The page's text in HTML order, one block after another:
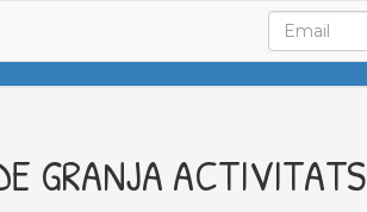
GRANJA ACTIVITATS